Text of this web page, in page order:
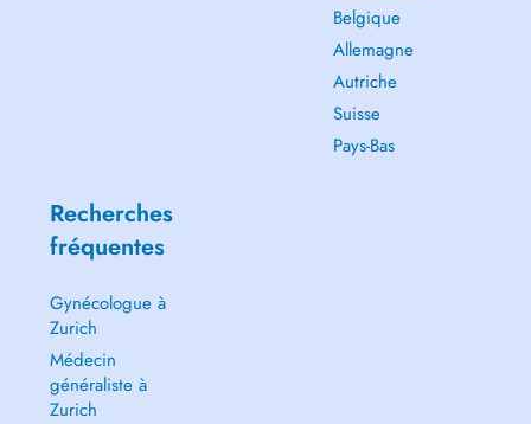
Belgique
Allemagne
Autriche
Suisse
Pays-Bas
Recherches
fréquentes
Gynécologue à
Zurich
Médecin
généraliste à
Zurich